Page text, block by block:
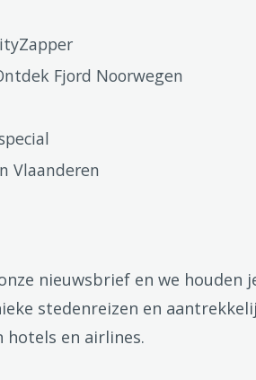
Fjord Noorwegen
Vlaanderen
nieuwsbrief en we houden
stedenreizen en
hotels en airlines.